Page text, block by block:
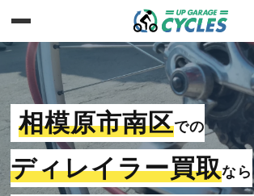
相模原市南区での
ディレイラー買取なら